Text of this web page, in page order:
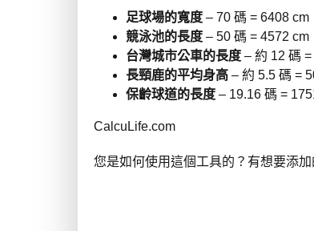
足球場的寬度 – 70 碼 = 6408 cm
競泳池的長度 – 50 碼 = 4572 cm
台灣城市公車的長度 – 約 12 碼
長頸鹿的平均身高 – 約 5.5 碼 =
保齡球道的長度 – 19.16 碼 =
CalcuLife.com
您是如何使用這個工具的？有想要添